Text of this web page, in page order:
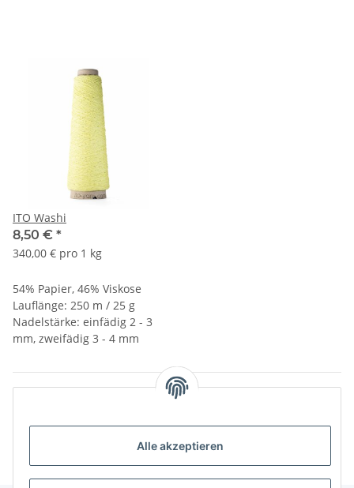
Alle akzeptieren
ITO Washi
8,50 € *
340,00 € pro 1 kg
54% Papier, 46% Viskose
Lauflänge: 250 m / 25 g
Nadelstärke: einfädig 2 - 3
mm, zweifädig 3 - 4 mm
Artikel 1 - 5 von 5